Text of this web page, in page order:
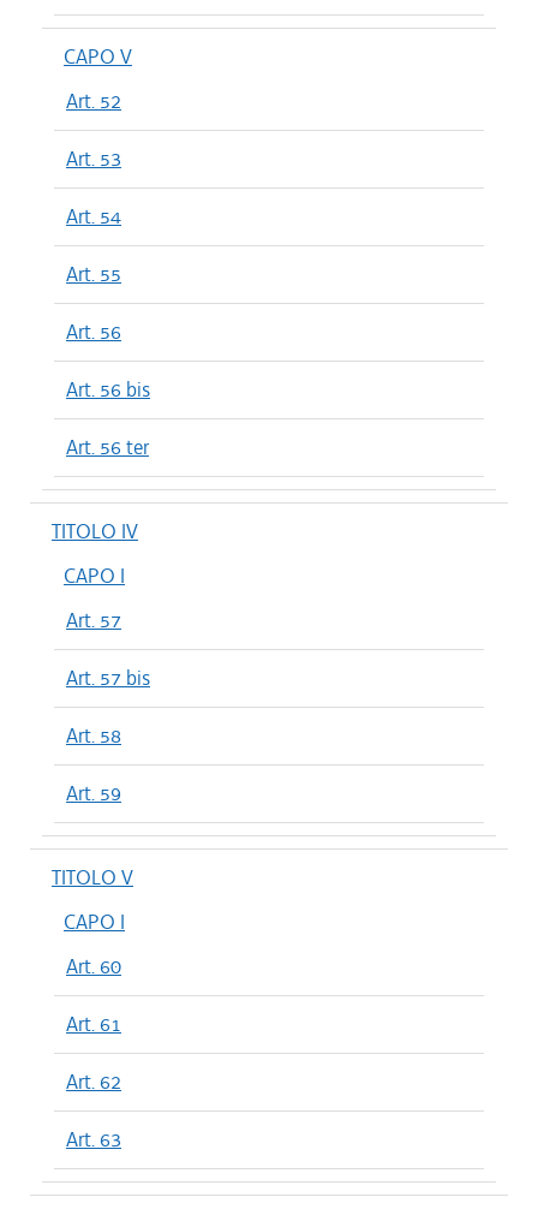
CAPO V
Art. 52
Art. 53
Art. 54
Art. 55
Art. 56
Art. 56 bis
Art. 56 ter
TITOLO IV
CAPO I
Art. 57
Art. 57 bis
Art. 58
Art. 59
TITOLO V
CAPO I
Art. 60
Art. 61
Art. 62
Art. 63